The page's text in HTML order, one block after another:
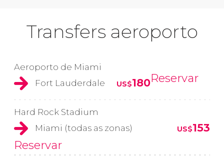
Transfers aeroporto
Aeroporto de Miami
Fort Lauderdale
US$180Reservar
Hard Rock Stadium
Miami (todas as zonas)
US$153
Reservar